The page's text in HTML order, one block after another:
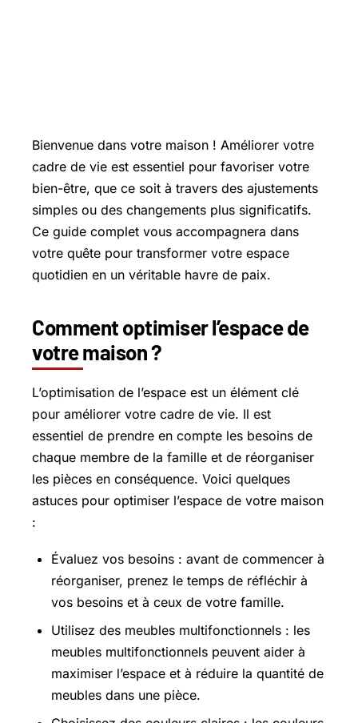
Bienvenue dans votre maison ! Améliorer votre
cadre de vie est essentiel pour favoriser votre
bien-être, que ce soit à travers des ajustements
simples ou des changements plus significatifs.
Ce guide complet vous accompagnera dans
votre quête pour transformer votre espace
quotidien en un véritable havre de paix.
Comment optimiser l’espace de
votre maison ?
L’optimisation de l’espace est un élément clé
pour améliorer votre cadre de vie. Il est
essentiel de prendre en compte les besoins de
chaque membre de la famille et de réorganiser
les pièces en conséquence. Voici quelques
astuces pour optimiser l’espace de votre maison
:
Évaluez vos besoins : avant de commencer à
réorganiser, prenez le temps de réfléchir à
vos besoins et à ceux de votre famille.
Utilisez des meubles multifonctionnels : les
meubles multifonctionnels peuvent aider à
maximiser l’espace et à réduire la quantité de
meubles dans une pièce.